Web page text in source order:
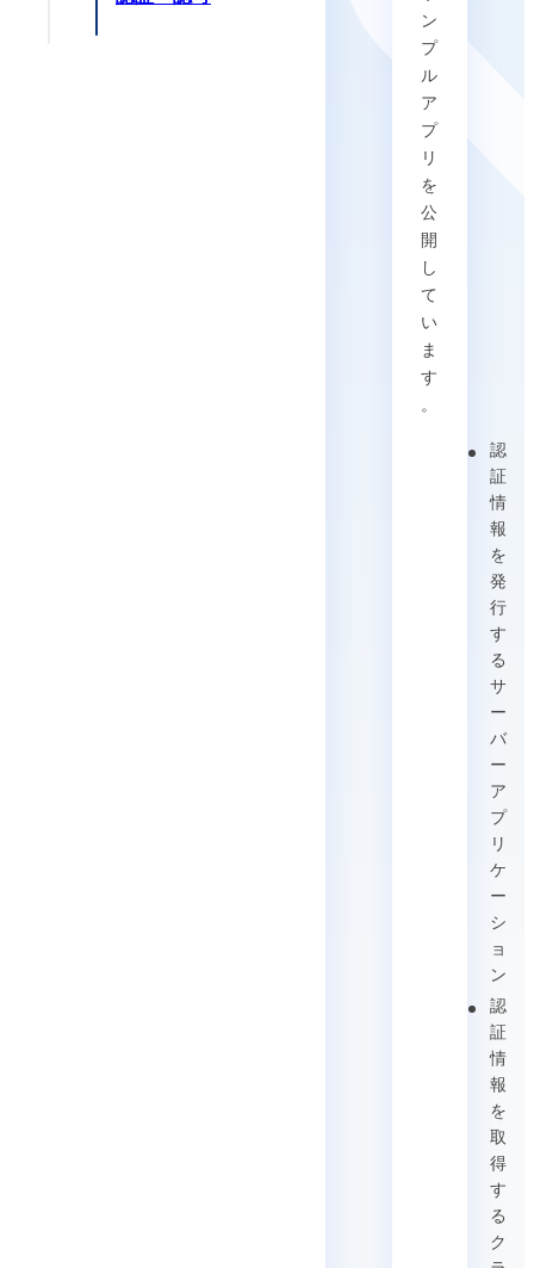
ン
プ
ル
ア
プ
リ
を
公
開
し
て
い
ま
す
。
認
証
情
報
を
発
行
す
る
サ
ー
バ
ー
ア
プ
リ
ケ
ー
シ
ョ
ン
認
証
情
報
を
取
得
す
る
ク